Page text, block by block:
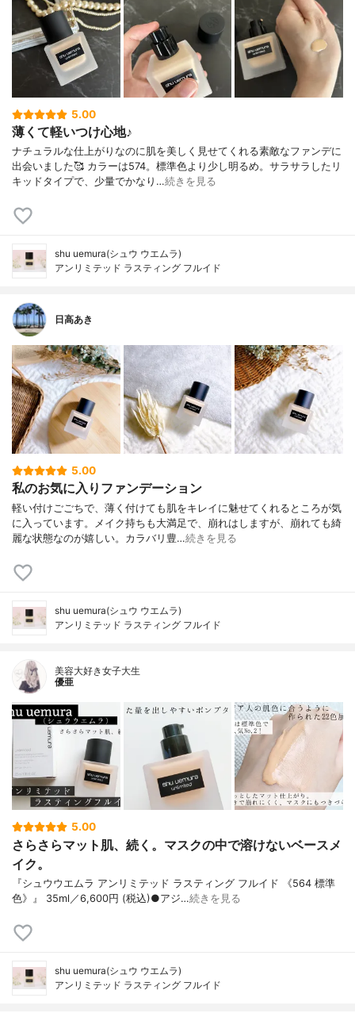
5.00
薄くて軽いつけ心地♪
ナチュラルな仕上がりなのに肌を美しく見せてくれる素敵なファンデに
出会いました🥰 カラーは574。標準色より少し明るめ。サラサラしたリ
キッドタイプで、少量でかなり…続きを見る
shu uemura(シュウ ウエムラ)
アンリミテッド ラスティング フルイド
日高あき
5.00
私のお気に入りファンデーション
軽い付けごごちで、薄く付けても肌をキレイに魅せてくれるところが気
に入っています。メイク持ちも大満足で、崩れはしますが、崩れても綺
麗な状態なのが嬉しい。カラバリ豊…続きを見る
shu uemura(シュウ ウエムラ)
アンリミテッド ラスティング フルイド
美容大好き女子大生
優亜
5.00
さらさらマット肌、続く。マスクの中で溶けないベースメ
イク。
『シュウウエムラ アンリミテッド ラスティング フルイド 《564 標準
色》』 35ml／6,600円 (税込)●アジ…続きを見る
shu uemura(シュウ ウエムラ)
アンリミテッド ラスティング フルイド